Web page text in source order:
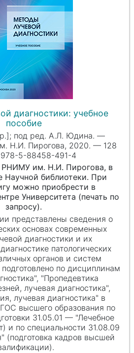
диагностики: учебное
пособие
под ред. А.Л. Юдина. —
Н.И. Пирогова, 2020. — 128
978-5-88458-491-4
им. Н.И. Пирогова, в
Научной библиотеки. При
можно приобрести в
Университета (печать по
запросу).
представлены сведения о
основах современных
диагностики и их
патологических
органов и систем
по дисциплинам
"Пропедевтика
лучевая диагностика",
лучевая диагностика" в
высшего образования по
31.05.01 — "Лечебное
и по специальности 31.08.09
(подготовка кадров высшей